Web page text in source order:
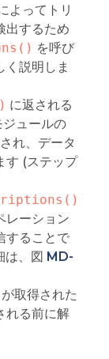
よってトリ
出するため
を呼び
く説明しま
に返される
ジュールの
れ、データ
す (ステップ
レーション
することで
は、図 MD-
取得された
れる前に解